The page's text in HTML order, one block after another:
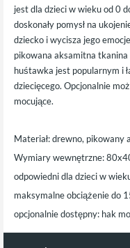
jest dla dzieci w wieku od 0
doskonały pomysł na
dziecko i wycisza jego
pikowana aksamitna tkanina
huśtawka jest popularnym i
dziecięcego. Opcjonalnie
mocujące.
Materiał: drewno, pikowany
Wymiary wewnętrzne:
odpowiedni dla dzieci w
maksymalne obciążenie do
opcjonalnie dostępny: hak